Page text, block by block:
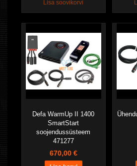
Lisa soovikorvi
Defa WarmUp II 1400
SmartStart
soojendussüsteem
471277
670,00 €